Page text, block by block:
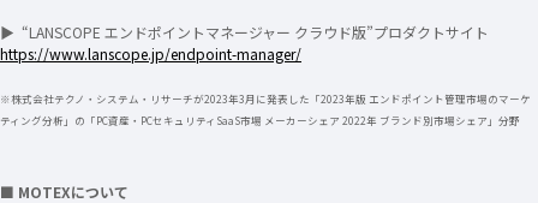
▶ “LANSCOPE エンドポイントマネージャー クラウド版”プロダクトサイト
https://www.lanscope.jp/endpoint-manager/
※株式会社テクノ・システム・リサーチが2023年3月に発表した「2023年版 エンドポイント管理市場のマーケ
ティング分析」の「PC資産・PCセキュリティSaaS市場 メーカーシェア 2022年 ブランド別市場シェア」分野
■ MOTEXについて